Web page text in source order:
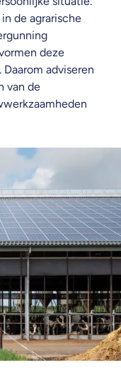
de agrarische
deze
adviseren
van de